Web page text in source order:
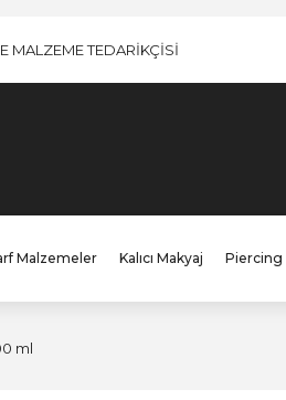
MALZEME TEDARİKÇİSİ
Malzemeler Kalıcı Makyaj Piercing
ml